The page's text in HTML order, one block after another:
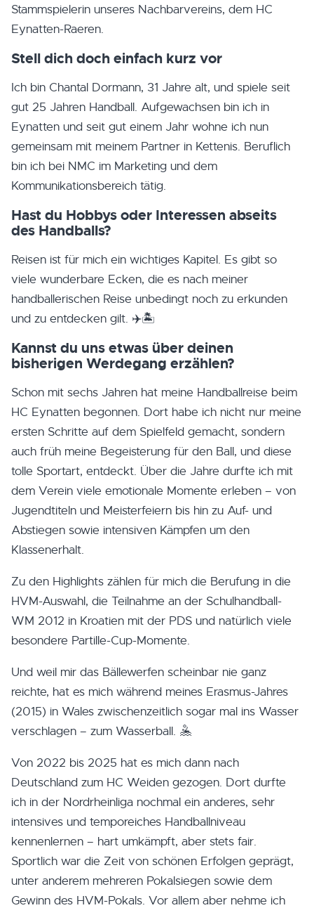
Stammspielerin unseres Nachbarvereins, dem HC
Eynatten-Raeren.
Stell dich doch einfach kurz vor
Ich bin Chantal Dormann, 31 Jahre alt, und spiele seit
gut 25 Jahren Handball. Aufgewachsen bin ich in
Eynatten und seit gut einem Jahr wohne ich nun
gemeinsam mit meinem Partner in Kettenis. Beruflich
bin ich bei NMC im Marketing und dem
Kommunikationsbereich tätig.
Hast du Hobbys oder Interessen abseits
des Handballs?
Reisen ist für mich ein wichtiges Kapitel. Es gibt so
viele wunderbare Ecken, die es nach meiner
handballerischen Reise unbedingt noch zu erkunden
und zu entdecken gilt. ✈️🏝️
Kannst du uns etwas über deinen
bisherigen Werdegang erzählen?
Schon mit sechs Jahren hat meine Handballreise beim
HC Eynatten begonnen. Dort habe ich nicht nur meine
ersten Schritte auf dem Spielfeld gemacht, sondern
auch früh meine Begeisterung für den Ball, und diese
tolle Sportart, entdeckt. Über die Jahre durfte ich mit
dem Verein viele emotionale Momente erleben – von
Jugendtiteln und Meisterfeiern bis hin zu Auf- und
Abstiegen sowie intensiven Kämpfen um den
Klassenerhalt.
Zu den Highlights zählen für mich die Berufung in die
HVM-Auswahl, die Teilnahme an der Schulhandball-
WM 2012 in Kroatien mit der PDS und natürlich viele
besondere Partille-Cup-Momente.
Und weil mir das Bällewerfen scheinbar nie ganz
reichte, hat es mich während meines Erasmus-Jahres
(2015) in Wales zwischenzeitlich sogar mal ins Wasser
verschlagen – zum Wasserball. 🤽
Von 2022 bis 2025 hat es mich dann nach
Deutschland zum HC Weiden gezogen. Dort durfte
ich in der Nordrheinliga nochmal ein anderes, sehr
intensives und temporeiches Handballniveau
kennenlernen – hart umkämpft, aber stets fair.
Sportlich war die Zeit von schönen Erfolgen geprägt,
unter anderem mehreren Pokalsiegen sowie dem
Gewinn des HVM-Pokals. Vor allem aber nehme ich